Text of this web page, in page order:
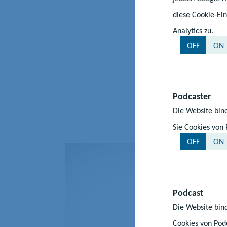
diese Cookie-
Analytics zu.
OFF
ON
Podcaster
Die Website
Sie Cookies von
OFF
ON
Podcast
Die Website
Cookies von
Vorpommern/